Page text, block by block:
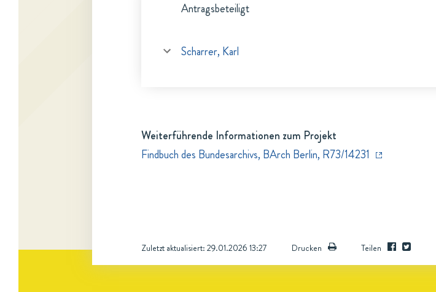
Antragsbeteiligt
Scharrer, Karl
Weiterführende Informationen zum Projekt
Findbuch des Bundesarchivs, BArch Berlin, R73/14231
Zuletzt aktualisiert: 29.01.2026 13:27 Drucken Teilen